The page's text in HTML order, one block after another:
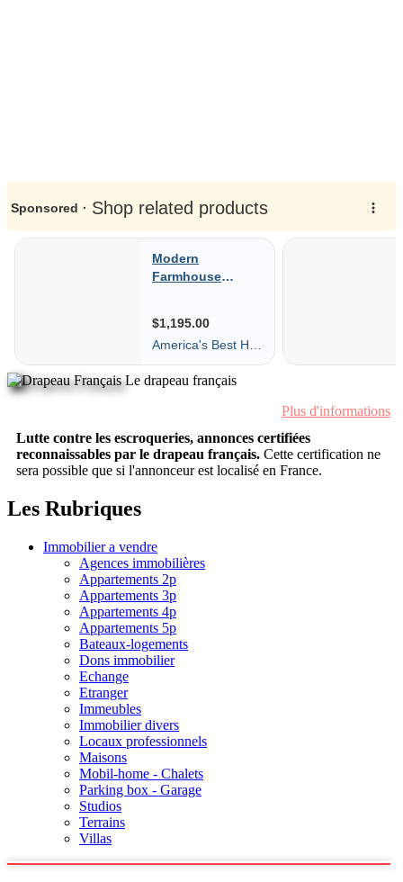
Le drapeau français
Plus d'informations
Lutte contre les escroqueries, annonces certifiées
reconnaissables par le drapeau français. Cette certification ne
sera possible que si l'annonceur est localisé en France.
Les Rubriques
Immobilier a vendre
Agences immobilières
Appartements 2p
Appartements 3p
Appartements 4p
Appartements 5p
Bateaux-logements
Dons immobilier
Echange
Etranger
Immeubles
Immobilier divers
Locaux professionnels
Maisons
Mobil-home - Chalets
Parking box - Garage
Studios
Terrains
Villas